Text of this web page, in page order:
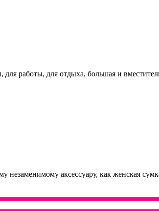
работы, для отдыха, большая и
незаменимому аксессуару, как женская